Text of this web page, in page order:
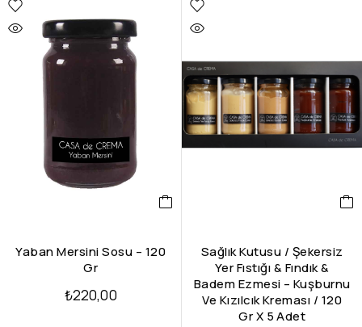
Yaban Mersini Sosu – 120
Gr
₺220,00
Sağlık Kutusu / Şekersiz
Yer Fıstığı & Fındık &
Badem Ezmesi – Kuşburnu
Ve Kızılcık Kreması / 120
Gr X 5 Adet